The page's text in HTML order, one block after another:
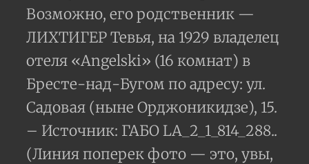
Возможно, его родственник —
ЛИХТИГЕР Тевья, на 1929 владелец
отеля «Angelski» (16 комнат) в
Бресте-над-Бугом по адресу: ул.
Садовая (ныне Орджоникидзе), 15.
– Источник: ГАБО LA_2_1_814_288..
(Линия поперек фото — это, увы,